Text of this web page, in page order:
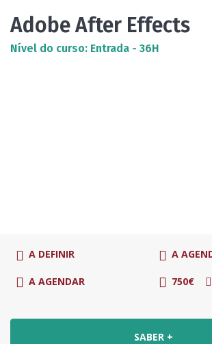
Adobe After Effects
Nível do curso: Entrada - 36H
A DEFINIR A
A AGENDAR 750€
SABER +